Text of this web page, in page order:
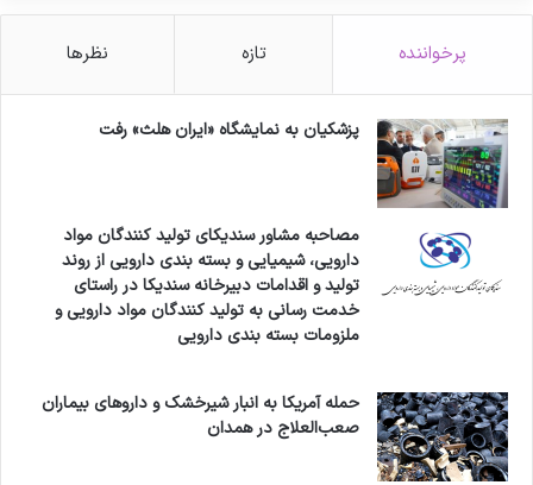
پرخواننده تازه نظرها
پزشکیان به نمایشگاه «ایران هلث» رفت
مصاحبه مشاور سندیکای تولید کنندگان مواد
دارویی، شیمیایی و بسته بندی دارویی از روند
تولید و اقدامات دبیرخانه سندیکا در راستای
خدمت رسانی به تولید کنندگان مواد دارویی و
ملزومات بسته بندی دارویی
حمله آمریکا به انبار شیرخشک و داروهای بیماران
صعب‌العلاج در همدان